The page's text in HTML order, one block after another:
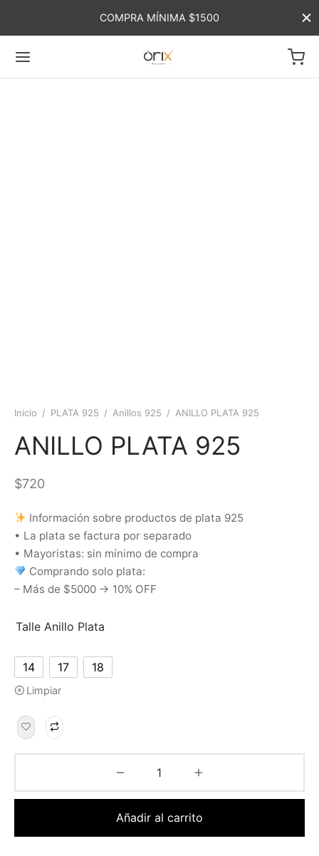
COMPRA MÍNIMA $1500
Inicio / PLATA 925 / Anillos 925 / ANILLO PLATA 925
ANILLO PLATA 925
$720
Información sobre productos de plata 925
• La plata se factura por separado
• Mayoristas: sin mínimo de compra
Comprando solo plata:
– Más de $5000 → 10% OFF
Talle Anillo Plata
14 17 18
Limpiar
Añadir al carrito